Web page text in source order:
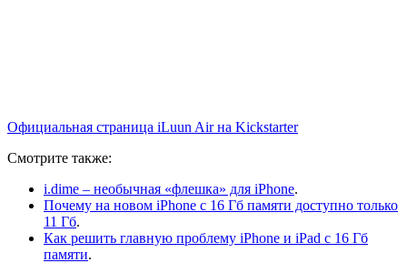
Официальная страница iLuun Air на Kickstarter
Смотрите также:
i.dime – необычная «флешка» для iPhone.
Почему на новом iPhone с 16 Гб памяти доступно только
11 Гб.
Как решить главную проблему iPhone и iPad с 16 Гб
памяти.